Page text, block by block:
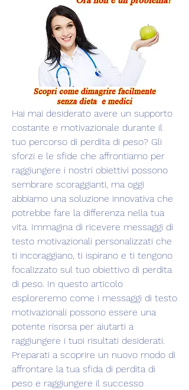
Hai mai desiderato avere un supporto
costante e motivazionale durante il
tuo percorso di perdita di peso? Gli
sforzi e le sfide che affrontiamo per
raggiungere i nostri obiettivi possono
sembrare scoraggianti, ma oggi
abbiamo una soluzione innovativa che
potrebbe fare la differenza nella tua
vita. Immagina di ricevere messaggi di
testo motivazionali personalizzati che
ti incoraggiano, ti ispirano e ti tengono
focalizzato sul tuo obiettivo di perdita
di peso. In questo articolo
esploreremo come i messaggi di testo
motivazionali possono essere una
potente risorsa per aiutarti a
raggiungere i tuoi risultati desiderati.
Preparati a scoprire un nuovo modo di
affrontare la tua sfida di perdita di
peso e raggiungere il successo